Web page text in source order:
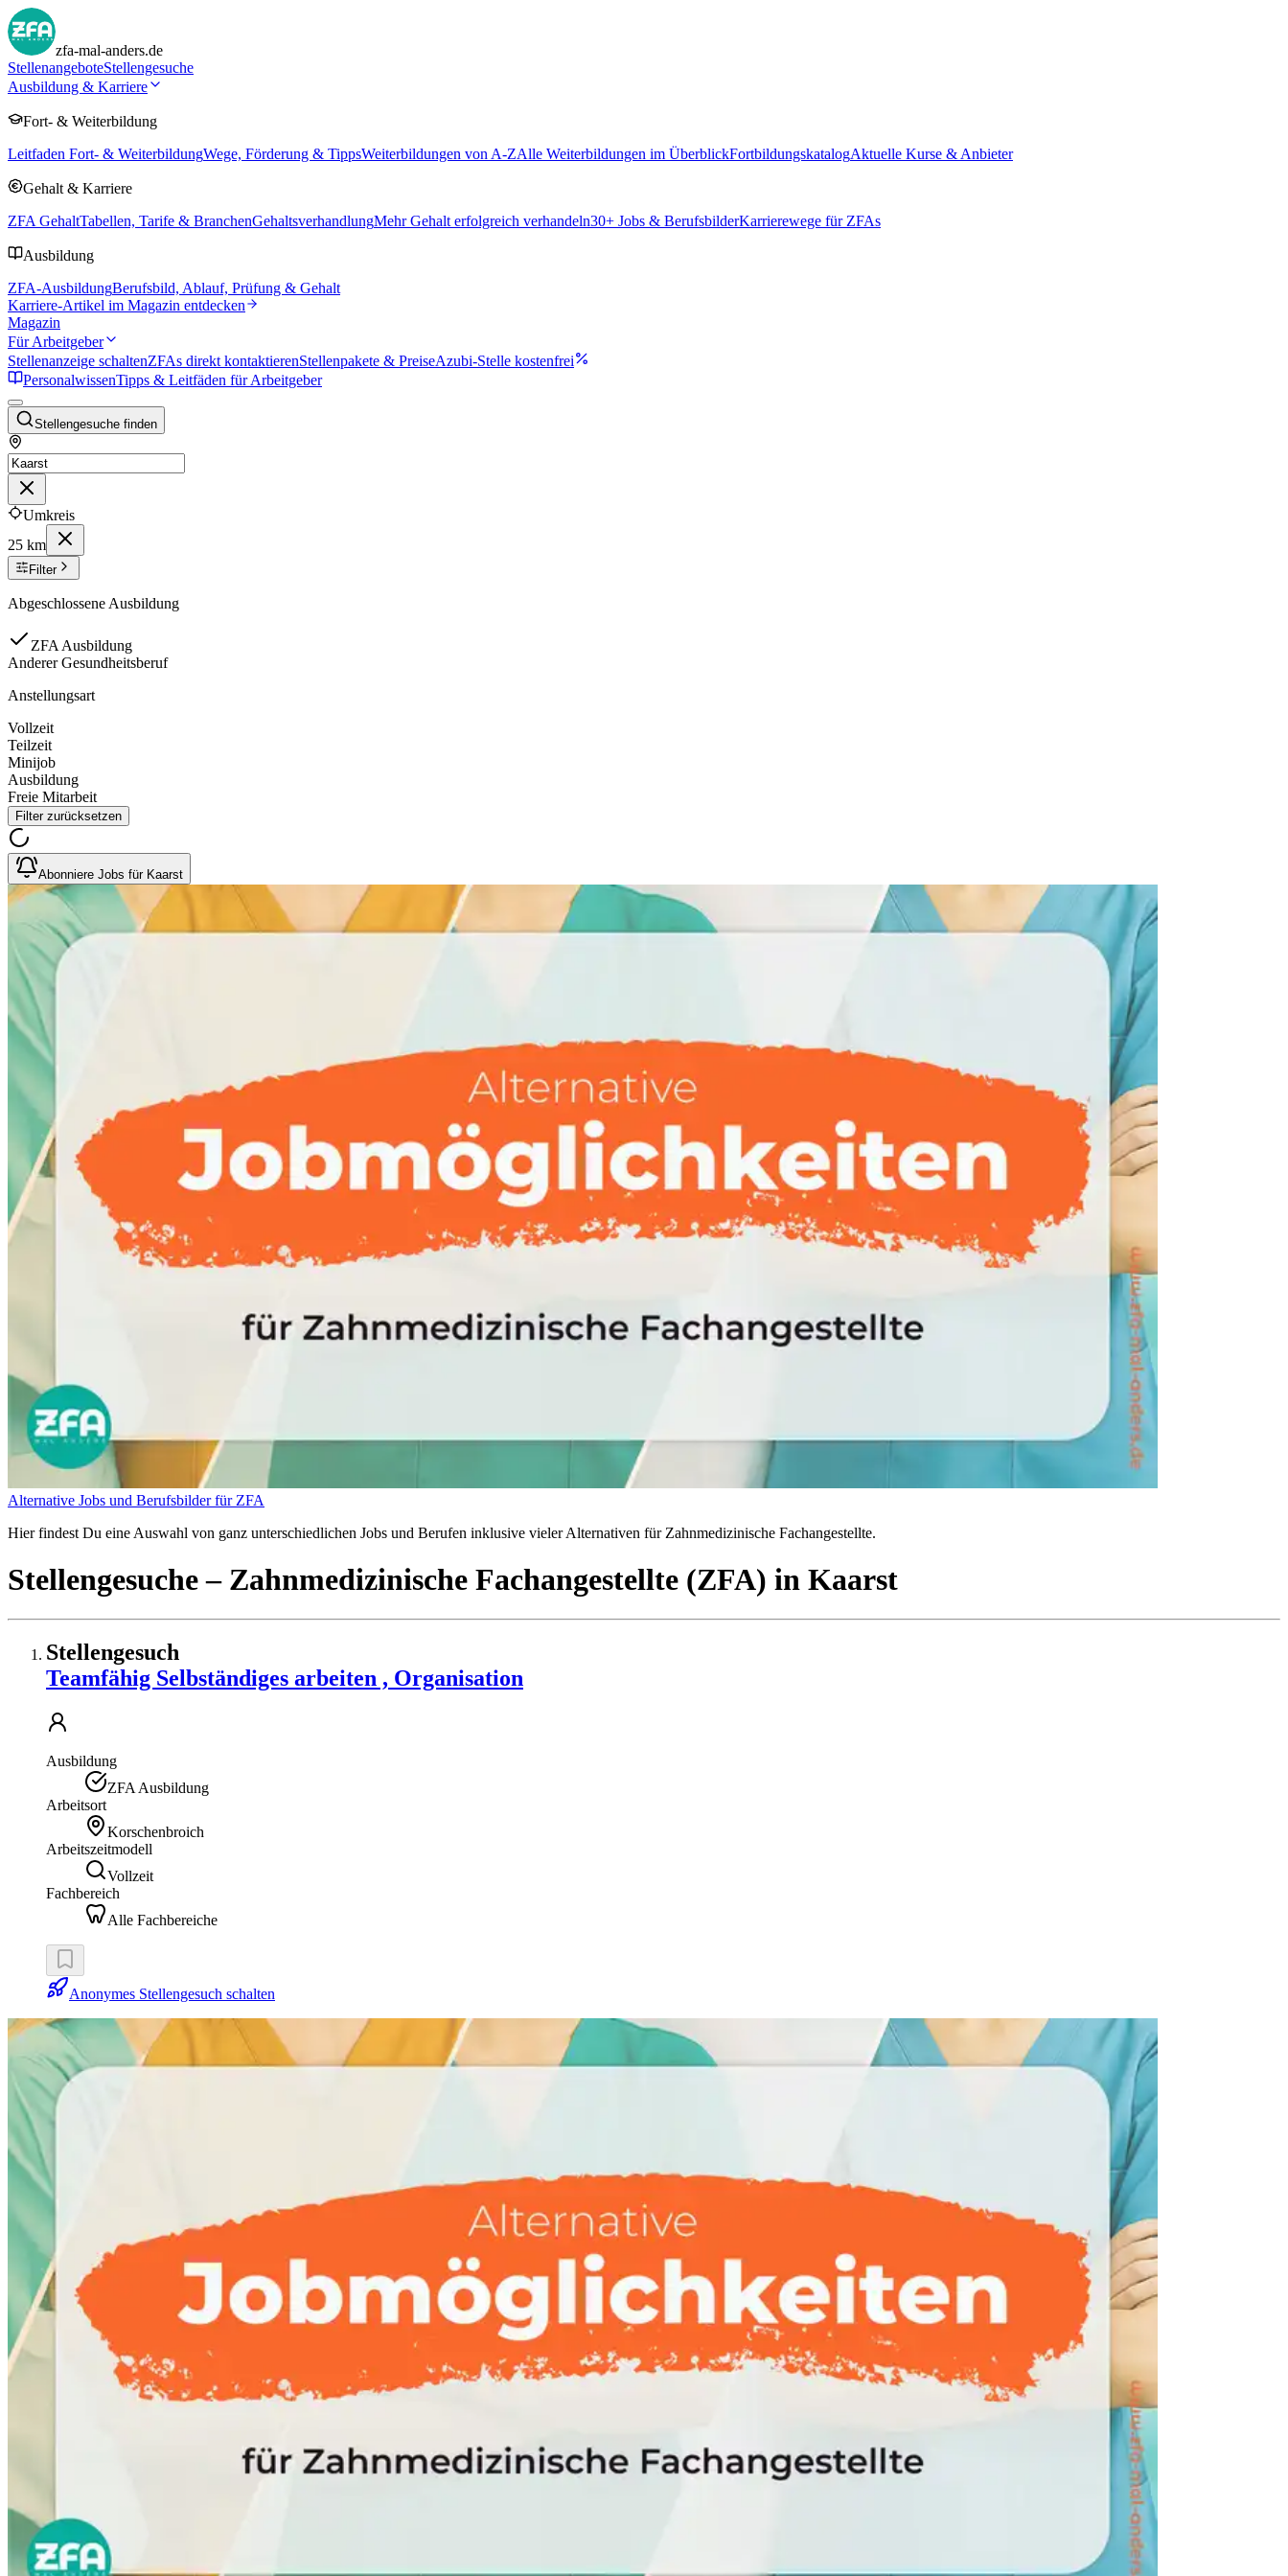
zfa-mal-anders.de
StellenangeboteStellengesuche
Ausbildung & Karriere
Fort- & Weiterbildung
Leitfaden Fort- & WeiterbildungWege, Förderung & TippsWeiterbildungen von A-ZAlle Weiterbildungen im ÜberblickFortbildungskatalogAktuelle Kurse & Anbieter
Gehalt & Karriere
ZFA GehaltTabellen, Tarife & BranchenGehaltsverhandlungMehr Gehalt erfolgreich verhandeln30+ Jobs & BerufsbilderKarrierewege für ZFAs
Ausbildung
ZFA-AusbildungBerufsbild, Ablauf, Prüfung & Gehalt
Karriere-Artikel im Magazin entdecken
Magazin
Für Arbeitgeber
Stellenanzeige schaltenZFAs direkt kontaktierenStellenpakete & PreiseAzubi-Stelle kostenfrei
PersonalwissenTipps & Leitfäden für Arbeitgeber
Stellengesuche finden
Umkreis
25 km
Filter
Abgeschlossene Ausbildung
ZFA Ausbildung
Anderer Gesundheitsberuf
Anstellungsart
Vollzeit
Teilzeit
Minijob
Ausbildung
Freie Mitarbeit
Filter zurücksetzen
Abonniere Jobs für Kaarst
Alternative Jobs und Berufsbilder für ZFA
Hier findest Du eine Auswahl von ganz unterschiedlichen Jobs und Berufen inklusive vieler Alternativen für Zahnmedizinische Fachangestellte.
Stellengesuche– Zahnmedizinische Fachangestellte (ZFA) in Kaarst
Stellengesuch
Teamfähig Selbständiges arbeiten , Organisation
Ausbildung
ZFA Ausbildung
Arbeitsort
Korschenbroich
Arbeitszeitmodell
Vollzeit
Fachbereich
Alle Fachbereiche
Anonymes Stellengesuch schalten